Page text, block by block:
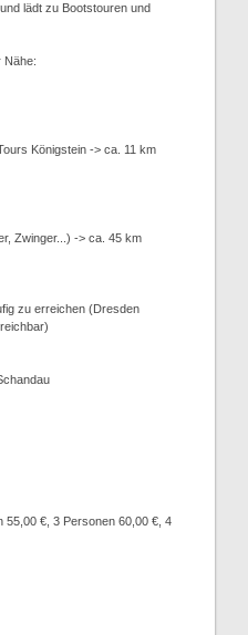
lädt zu Bootstouren und
Nähe:
Königstein -> ca. 11 km
Zwinger...) -> ca. 45 km
zu erreichen (Dresden
55,00 €, 3 Personen 60,00 €, 4